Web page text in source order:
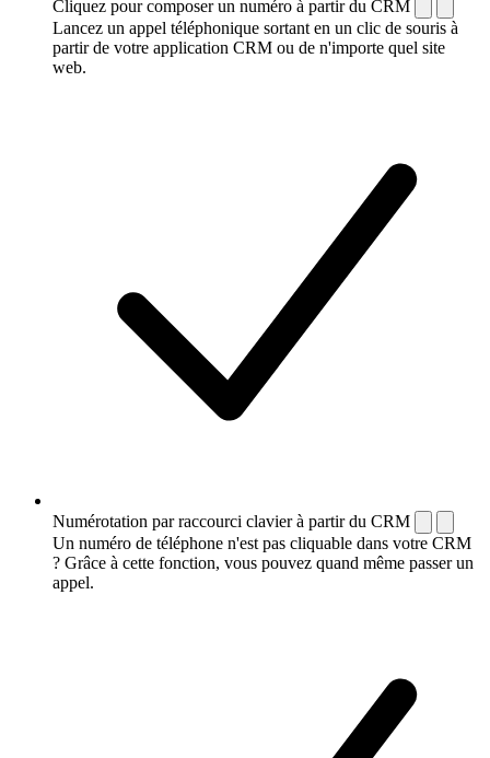
Cliquez pour composer un numéro à partir du CRM
Lancez un appel téléphonique sortant en un clic de souris à
partir de votre application CRM ou de n'importe quel site
web.
Numérotation par raccourci clavier à partir du CRM
Un numéro de téléphone n'est pas cliquable dans votre CRM
? Grâce à cette fonction, vous pouvez quand même passer un
appel.